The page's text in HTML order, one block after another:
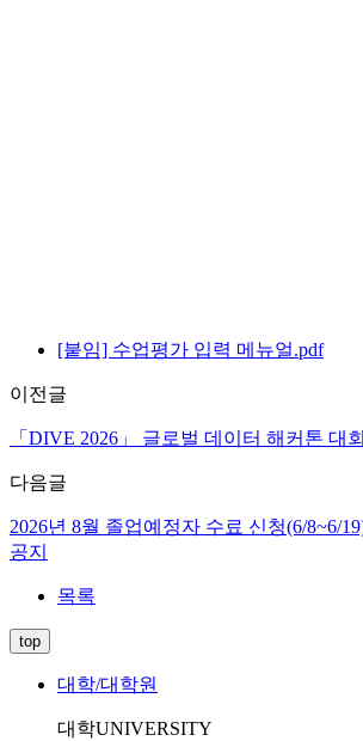
[붙임] 수업평가 입력 메뉴얼.pdf
이전글
「DIVE 2026」 글로벌 데이터 해커톤 대
다음글
2026년 8월 졸업예정자 수료 신청(6/8~6/
공지
목록
top
대학/대학원
대학UNIVERSITY